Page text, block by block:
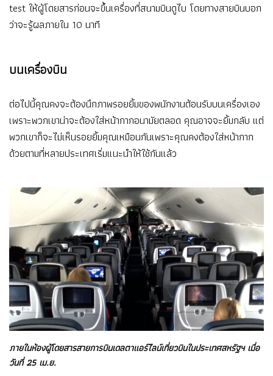
test ให้ผู้โดยสารก่อนจะขึ้นเครื่องที่สนามบินดูไบ โดยทางสายบินบอก
ว่าจะรู้ผลภายใน 10 นาที
บนเครื่องบิน
ต่อไปนี้คุณคงจะต้องนึกภาพรอยยิ้มของพนักงานต้อนรับบนเครื่องเอง
เพราะพวกเขาน่าจะต้องใส่หน้ากากอนามัยตลอด คุณอาจจะยิ้มกลับ แต่
พวกเขาก็จะไม่เห็นรอยยิ้มคุณเหมือนกันเพราะคุณคงต้องใส่หน้ากาก
ด้วยตามที่หลายประเทศเริ่มแนะนำให้ใช้กันแล้ว
ภายในห้องผู้โดยสารสายการบินเดลตาแอร์ไลน์เที่ยวบินในประเทศสหรัฐฯ เมื่อ
วันที่ 25 เม.ย.